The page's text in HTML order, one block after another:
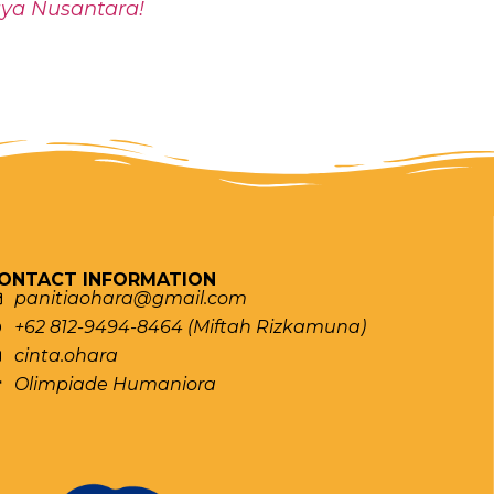
Nusantara!
INFORMATION
panitiaohara@gmail.com
+62 812-9494-8464 (Miftah Rizkamuna)
cinta.ohara
Olimpiade Humaniora